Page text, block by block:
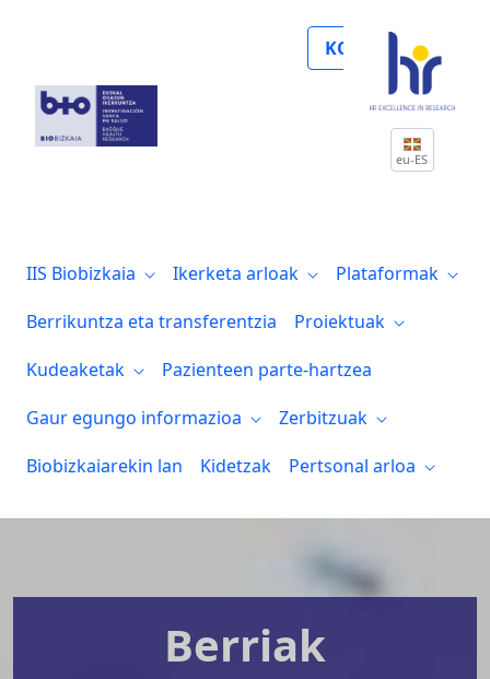
KOLABORATU
eu-ES
IIS Biobizkaia Ikerketa arloak
Plataformak
Berrikuntza eta transferentzia
Proiektuak
Kudeaketak
Pazienteen parte-hartzea
Gaur egungo informazioa
Zerbitzuak
Biobizkaiarekin lan
Kidetzak Pertsonal arloa
Berriak